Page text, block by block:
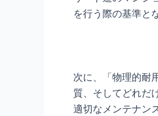
を行う際の基準と
次に、「物理的耐
質、そしてどれだ
適切なメンテナン